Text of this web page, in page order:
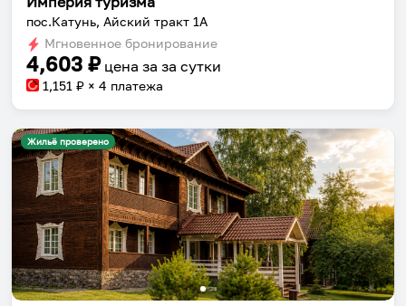
пос.Катунь, Айский тракт 1А
Мгновенное бронирование
4,603 ₽ цена за за сутки
1,151 ₽ × 4 платежа
Жильё проверено